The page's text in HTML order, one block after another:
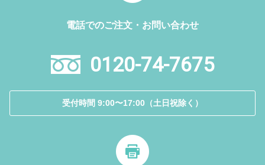
電話でのご注文・お問い合わせ
0120-74-7675
受付時間 9:00〜17:00（土日祝除く）